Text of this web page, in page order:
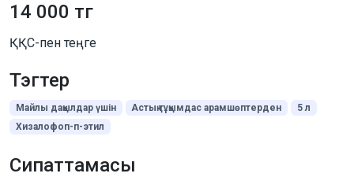
14 000 тг
ҚҚС-пен теңге
Тэгтер
Майлы дақылдар үшін Астық тұқымдас арамшөптерден
5 л
Хизалофоп-п-этил
Сипаттамасы